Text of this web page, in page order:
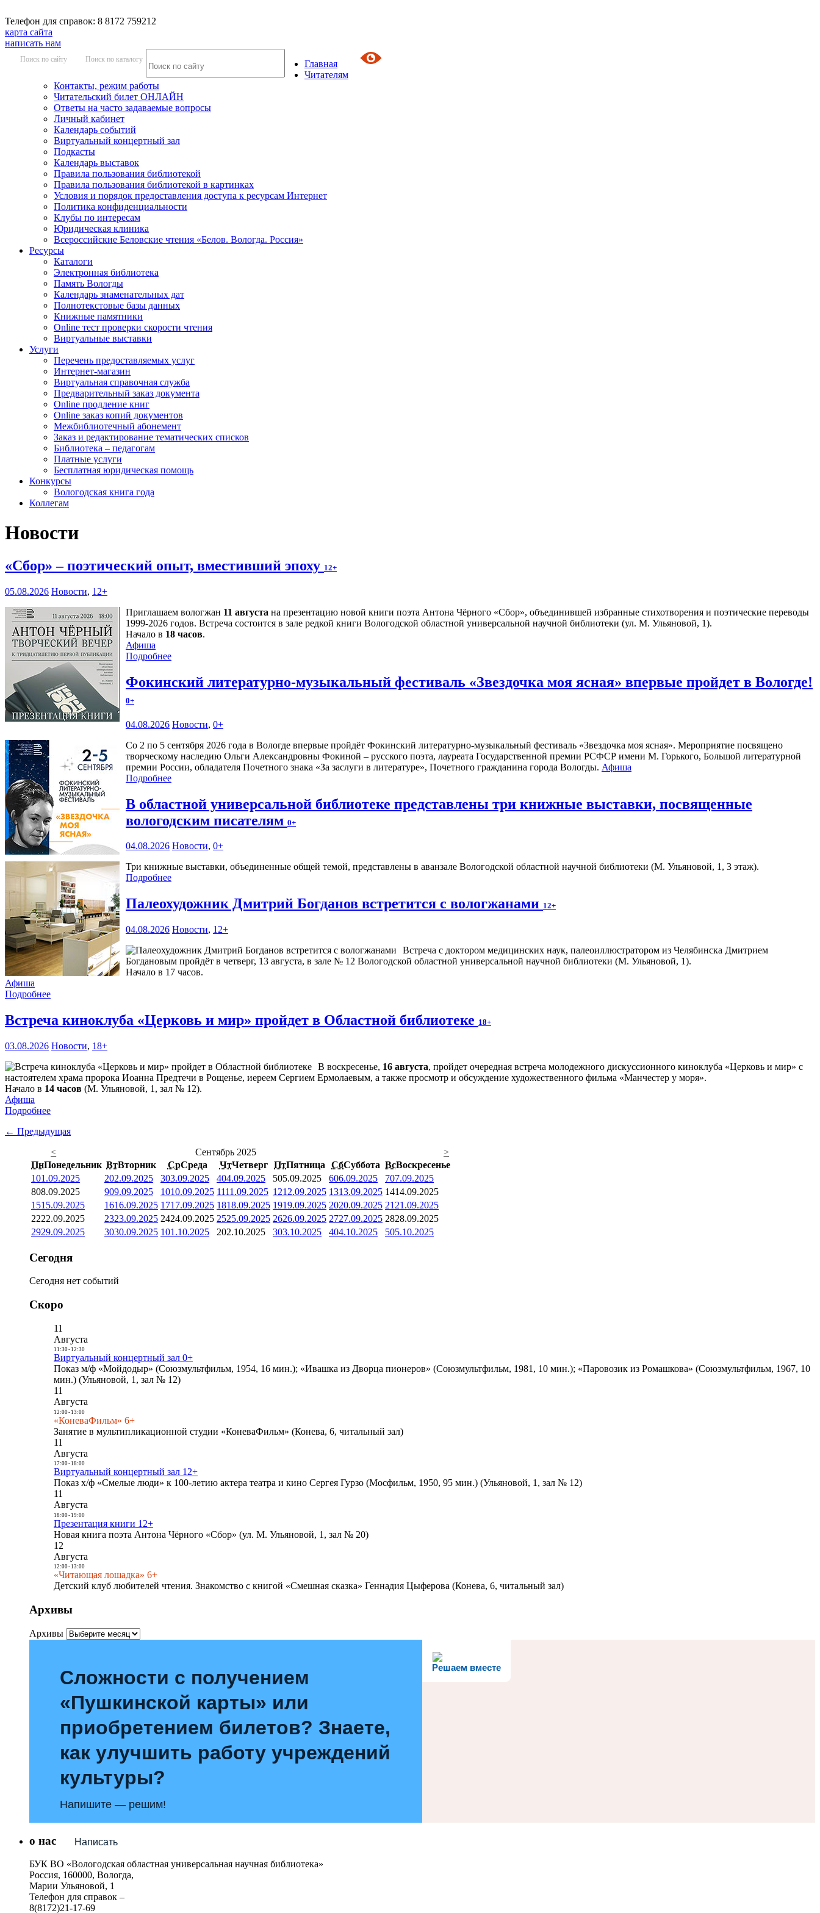
Телефон для справок: 8 8172 759212
карта сайта
написать нам
Поиск по сайту Поиск по каталогу
Главная
Читателям
Контакты, режим работы
Читательский билет ОНЛАЙН
Ответы на часто задаваемые вопросы
Личный кабинет
Календарь событий
Виртуальный концертный зал
Подкасты
Календарь выставок
Правила пользования библиотекой
Правила пользования библиотекой в картинках
Условия и порядок предоставления доступа к ресурсам Интернет
Политика конфиденциальности
Клубы по интересам
Юридическая клиника
Всероссийские Беловские чтения «Белов. Вологда. Россия»
Ресурсы
Каталоги
Электронная библиотека
Память Вологды
Календарь знаменательных дат
Полнотекстовые базы данных
Книжные памятники
Online тест проверки скорости чтения
Виртуальные выставки
Услуги
Перечень предоставляемых услуг
Интернет-магазин
Виртуальная справочная служба
Предварительный заказ документа
Online продление книг
Online заказ копий документов
Межбиблиотечный абонемент
Заказ и редактирование тематических списков
Библиотека – педагогам
Платные услуги
Бесплатная юридическая помощь
Конкурсы
Вологодская книга года
Коллегам
Новости
«Сбор» – поэтический опыт, вместивший эпоху 12+
05.08.2026 Новости, 12+
Приглашаем вологжан 11 августа на презентацию новой книги поэта Антона Чёрного «Сбор», объединившей избранные стихотворения и поэтические переводы
1999-2026 годов. Встреча состоится в зале редкой книги Вологодской областной универсальной научной библиотеки (ул. М. Ульяновой, 1).
Начало в 18 часов.
Афиша
Подробнее
Фокинский литературно-музыкальный фестиваль «Звездочка моя ясная» впервые пройдет в Вологде!
0+
04.08.2026 Новости, 0+
Со 2 по 5 сентября 2026 года в Вологде впервые пройдёт Фокинский литературно-музыкальный фестиваль «Звездочка моя ясная». Мероприятие посвящено
творческому наследию Ольги Александровны Фокиной – русского поэта, лауреата Государственной премии РСФСР имени М. Горького, Большой литературной
премии России, обладателя Почетного знака «За заслуги в литературе», Почетного гражданина города Вологды. Афиша
Подробнее
В областной универсальной библиотеке представлены три книжные выставки, посвященные
вологодским писателям 0+
04.08.2026 Новости, 0+
Три книжные выставки, объединенные общей темой, представлены в аванзале Вологодской областной научной библиотеки (М. Ульяновой, 1, 3 этаж).
Подробнее
Палеохудожник Дмитрий Богданов встретится с вологжанами 12+
04.08.2026 Новости, 12+
Встреча с доктором медицинских наук, палеоиллюстратором из Челябинска Дмитрием
Богдановым пройдёт в четверг, 13 августа, в зале № 12 Вологодской областной универсальной научной библиотеки (М. Ульяновой, 1).
Начало в 17 часов.
Афиша
Подробнее
Встреча киноклуба «Церковь и мир» пройдет в Областной библиотеке 18+
03.08.2026 Новости, 18+
В воскресенье, 16 августа, пройдет очередная встреча молодежного дискуссионного киноклуба «Церковь и мир» с
настоятелем храма пророка Иоанна Предтечи в Рощенье, иереем Сергием Ермолаевым, а также просмотр и обсуждение художественного фильма «Манчестер у моря».
Начало в 14 часов (М. Ульяновой, 1, зал № 12).
Афиша
Подробнее
← Предыдущая
<
Сентябрь 2025
>
ПнПонедельник ВтВторник СрСреда ЧтЧетверг ПтПятница СбСуббота ВсВоскресенье
101.09.2025 202.09.2025 303.09.2025 404.09.2025 505.09.2025 606.09.2025 707.09.2025
808.09.2025 909.09.2025 1010.09.2025 1111.09.2025 1212.09.2025 1313.09.2025 1414.09.2025
1515.09.2025 1616.09.2025 1717.09.2025 1818.09.2025 1919.09.2025 2020.09.2025 21 21.09.2025
2222.09.2025 2323.09.2025 2424.09.2025 2525.09.2025 2626.09.2025 2727.09.2025 2828.09.2025
2929.09.2025 3030.09.2025 101.10.2025 202.10.2025 303.10.2025 404.10.2025 505.10.2025
Сегодня
Сегодня нет событий
Скоро
11
Августа
11:30- 12:30
Виртуальный концертный зал 0+
Показ м/ф «Мойдодыр» (Союзмультфильм, 1954, 16 мин.); «Ивашка из Дворца пионеров» (Союзмультфильм, 1981, 10 мин.); «Паровозик из Ромашкова» (Союзмультфильм, 1967, 10
мин.) (Ульяновой, 1, зал № 12)
11
Августа
12:00- 13:00
«КоневаФильм» 6+
Занятие в мультипликационной студии «КоневаФильм» (Конева, 6, читальный зал)
11
Августа
17:00- 18:00
Виртуальный концертный зал 12+
Показ х/ф «Смелые люди» к 100-летию актера театра и кино Сергея Гурзо (Мосфильм, 1950, 95 мин.) (Ульяновой, 1, зал № 12)
11
Августа
18:00- 19:00
Презентация книги 12+
Новая книга поэта Антона Чёрного «Сбор» (ул. М. Ульяновой, 1, зал № 20)
12
Августа
12:00- 13:00
«Читающая лошадка» 6+
Детский клуб любителей чтения. Знакомство с книгой «Смешная сказка» Геннадия Цыферова (Конева, 6, читальный зал)
Архивы
Архивы
Решаем вместе
Сложности с получением
«Пушкинской карты» или
приобретением билетов? Знаете,
как улучшить работу учреждений
культуры?
Напишите — решим!
Написать
о нас
БУК ВО «Вологодская областная универсальная научная библиотека»
Россия, 160000, Вологда,
Марии Ульяновой, 1
Телефон для справок –
8(8172)21-17-69